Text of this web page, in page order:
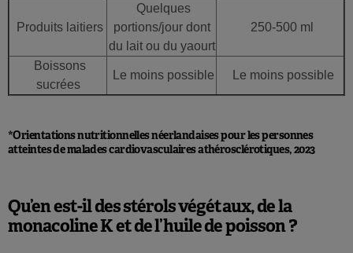
Produits laitiers
Quelques
portions/jour dont
du lait ou du yaourt
250-500 ml
Boissons
sucrées
Le moins possible Le moins possible
*Orientations nutritionnelles néerlandaises pour les personnes
atteintes de malades cardiovasculaires athérosclérotiques, 2023
Qu’en est-il des stérols végétaux, de la
monacoline K et de l’huile de poisson ?